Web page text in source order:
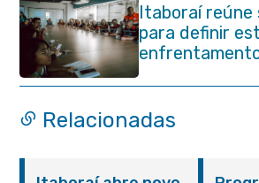
Itaboraí reúne
para definir
climáticas
Relacionadas